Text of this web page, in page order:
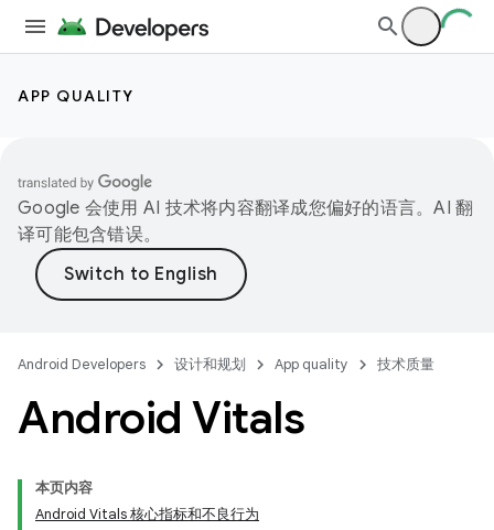
APP QUALITY
Google 会使用 AI 技术将内容翻译成您偏好的语言。AI 翻
译可能包含错误。
Android Developers 设计和规划 App quality 技术质量
Android Vitals
本页内容
Android Vitals 核心指标和不良行为